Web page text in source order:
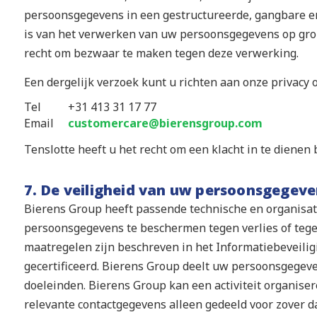
persoonsgegevens in een gestructureerde, gangbare
is van het verwerken van uw persoonsgegevens op
recht om bezwaar te maken tegen deze verwerking.
Een dergelijk verzoek kunt u richten aan onze privacy
Tel
+31 413 31 17 77
Email
customercare@bierensgroup.com
Tenslotte heeft u het recht om een klacht in te
7. De veiligheid van uw
Bierens Group heeft passende technische en
persoonsgegevens te beschermen tegen verlies of
maatregelen zijn beschreven in het
gecertificeerd. Bierens Group deelt uw
doeleinden. Bierens Group kan een activiteit
relevante contactgegevens alleen gedeeld voor zover